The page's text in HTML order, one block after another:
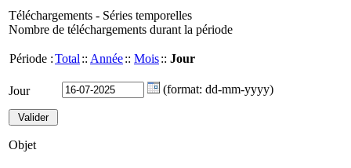
Téléchargements - Séries temporelles
Nombre de téléchargements durant la période
Période :Total :: Année:: Mois:: Jour
Jour (format: dd-mm-yyyy)
Objet